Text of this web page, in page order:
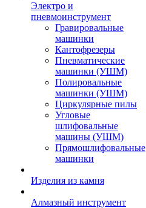
Электро и
пневмоинструмент
Гравировальные
машинки
Кантофрезеры
Пневматические
машинки (УШМ)
Полировальные
машинки (УШМ)
Циркулярные пилы
Угловые
шлифовальные
машины (УШМ)
Прямошлифовальные
машинки
Изделия из камня
Алмазный инструмент